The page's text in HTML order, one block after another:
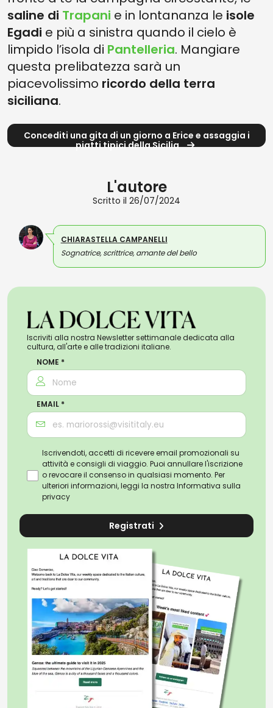
saline di Trapani e in lontananza le isole
Egadi e più a sinistra quando il cielo è
limpido l’isola di Pantelleria. Mangiare
questa prelibatezza sarà un
piacevolissimo ricordo della terra
siciliana.
Concediti una gita di un giorno a Erice e assaggia i
piatti tipici della Sicilia
L'autore
Scritto il 26/07/2024
CHIARASTELLA CAMPANELLI
Sognatrice, scrittrice, amante del bello
Iscriviti alla nostra Newsletter settimanale dedicata alla
cultura, all'arte e alle tradizioni italiane.
NOME *
EMAIL *
Iscrivendoti, accetti di ricevere email promozionali su
attività e consigli di viaggio. Puoi annullare l'iscrizione
o revocare il consenso in qualsiasi momento. Per
ulteriori informazioni, leggi la nostra Informativa sulla
privacy
Registrati